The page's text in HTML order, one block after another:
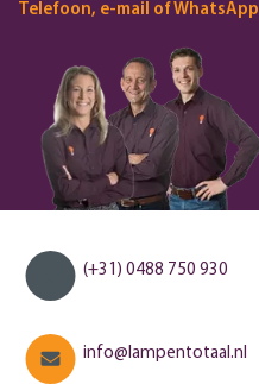
Telefoon, e-mail of WhatsApp
(+31) 0488 750 930
info@lampentotaal.nl